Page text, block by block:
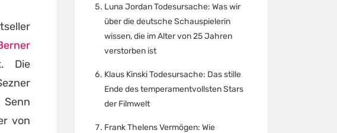
Die
von
Luna Jordan Todesursache: Was wir
über die deutsche Schauspielerin
wissen, die im Alter von 25 Jahren
verstorben ist
Klaus Kinski Todesursache: Das stille
Ende des temperamentvollsten Stars
der Filmwelt
Frank Thelens Vermögen: Wie